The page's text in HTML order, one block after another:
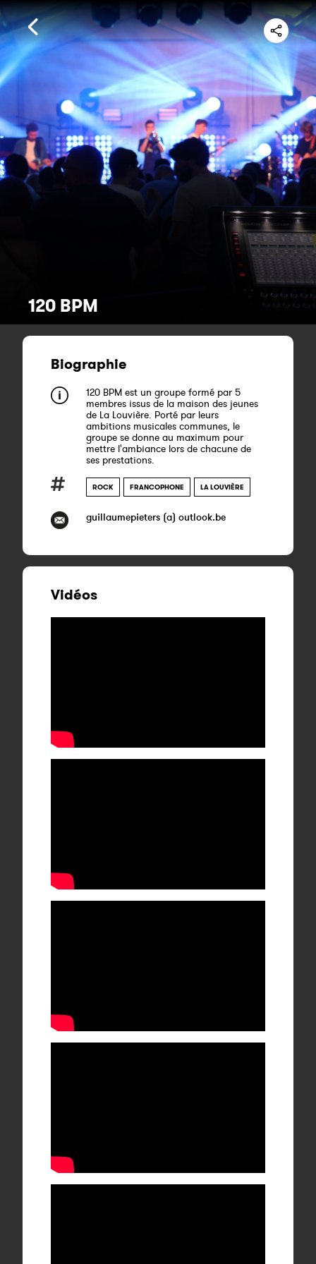
120 BPM
Biographie
120 BPM est un groupe formé par 5
membres issus de la maison des jeunes
de La Louvière. Porté par leurs
ambitions musicales communes, le
groupe se donne au maximum pour
mettre l'ambiance lors de chacune de
ses prestations.
ROCK FRANCOPHONE LA LOUVIÈRE
guillaumepieters (a) outlook.be
Vidéos